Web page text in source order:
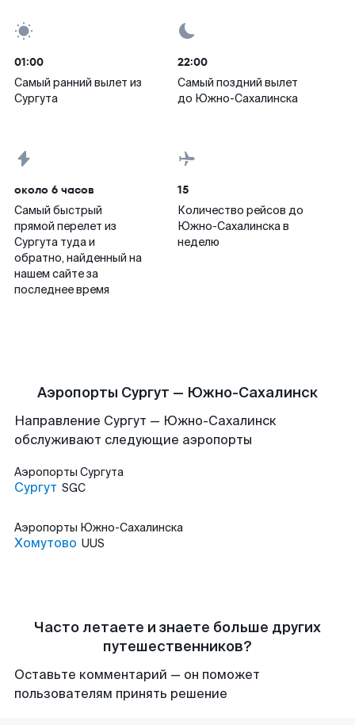
01:00
Самый ранний вылет из
Сургута
22:00
Самый поздний вылет
до Южно-Сахалинска
около 6 часов
Самый быстрый
прямой перелет из
Сургута туда и
обратно, найденный на
нашем сайте за
последнее время
15
Количество рейсов до
Южно-Сахалинска в
неделю
Аэропорты Сургут — Южно-Сахалинск
Направление Сургут — Южно-Сахалинск
обслуживают следующие аэропорты
Аэропорты Сургута
Сургут SGC
Аэропорты Южно-Сахалинска
Хомутово UUS
Часто летаете и знаете больше других
путешественников?
Оставьте комментарий — он поможет
пользователям принять решение